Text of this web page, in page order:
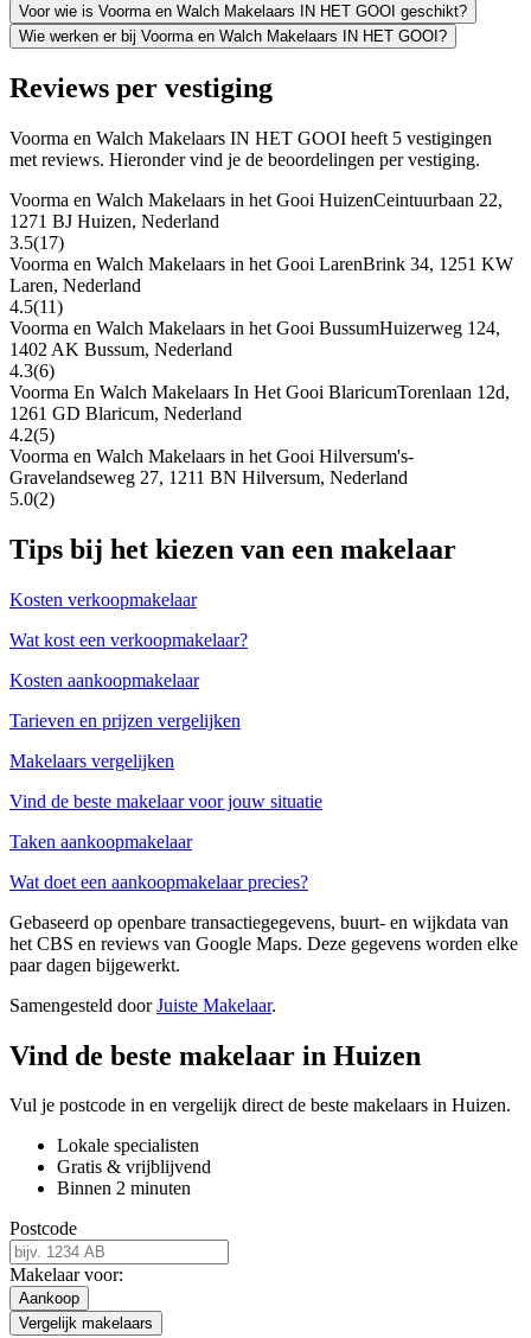
Voor wie is Voorma en Walch Makelaars IN HET GOOI geschikt?
Wie werken er bij Voorma en Walch Makelaars IN HET GOOI?
Reviews per vestiging
Voorma en Walch Makelaars IN HET GOOI heeft 5 vestigingen
met reviews. Hieronder vind je de beoordelingen per vestiging.
Voorma en Walch Makelaars in het Gooi HuizenCeintuurbaan 22,
1271 BJ Huizen, Nederland
3.5(17)
Voorma en Walch Makelaars in het Gooi LarenBrink 34, 1251 KW
Laren, Nederland
4.5(11)
Voorma en Walch Makelaars in het Gooi BussumHuizerweg 124,
1402 AK Bussum, Nederland
4.3(6)
Voorma En Walch Makelaars In Het Gooi BlaricumTorenlaan 12d,
1261 GD Blaricum, Nederland
4.2(5)
Voorma en Walch Makelaars in het Gooi Hilversum's-
Gravelandseweg 27, 1211 BN Hilversum, Nederland
5.0(2)
Tips bij het kiezen van een makelaar
Kosten verkoopmakelaar
Wat kost een verkoopmakelaar?
Kosten aankoopmakelaar
Tarieven en prijzen vergelijken
Makelaars vergelijken
Vind de beste makelaar voor jouw situatie
Taken aankoopmakelaar
Wat doet een aankoopmakelaar precies?
Gebaseerd op openbare transactiegegevens, buurt- en wijkdata van
het CBS en reviews van Google Maps. Deze gegevens worden elke
paar dagen bijgewerkt.
Samengesteld doorJuiste Makelaar.
Vind de beste makelaar in Huizen
Vul je postcode in en vergelijk direct de beste makelaars in Huizen.
Lokale specialisten
Gratis & vrijblijvend
Binnen 2 minuten
Postcode
Makelaar voor:
Aankoop
Vergelijk makelaars